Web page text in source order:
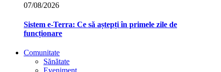
07/08/2026
Sistem e-Terra: Ce să aștepți în primele zile de
funcționare
Comunitate
Sănătate